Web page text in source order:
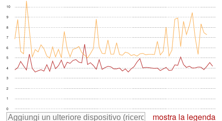
0
1
2
3
4
5
6
7
8
9
10
mostra la legenda